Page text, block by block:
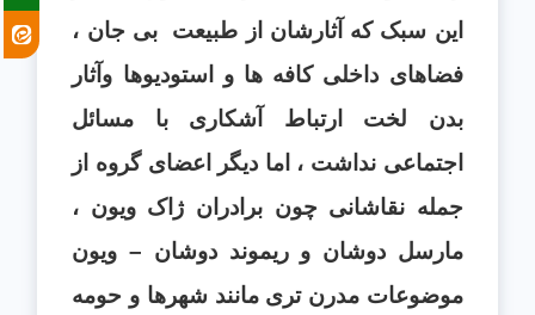
اين سبک که آثارشان از طبيعت بی جان ،
فضاهای داخلی کافه ها و استوديوها وآثار
بدن لخت ارتباط آشکاری با مسائل
اجتماعی نداشت ، اما ديگر اعضای گروه از
جمله نقاشانی چون برادران ژاک ويون ،
مارسل دوشان و ريموند دوشان – ويون
موضوعات مدرن تری مانند شهرها و حومه